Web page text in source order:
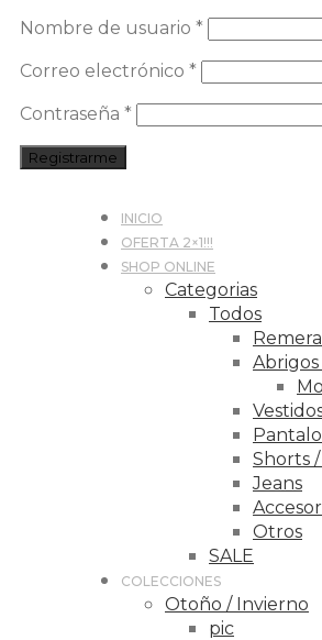
Nombre de usuario *
Correo electrónico *
Contraseña *
Registrarme
INICIO
OFERTA 2×1!!!
SHOP ONLINE
Categorias
Todos
Shorts
Jeans
Otros
SALE
COLECCIONES
Otoño / Invierno
pic